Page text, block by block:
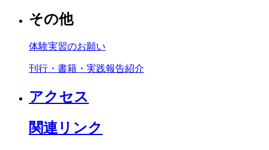
その他
体験実習のお願い
刊行・書籍・実践報告紹介
アクセス
関連リンク